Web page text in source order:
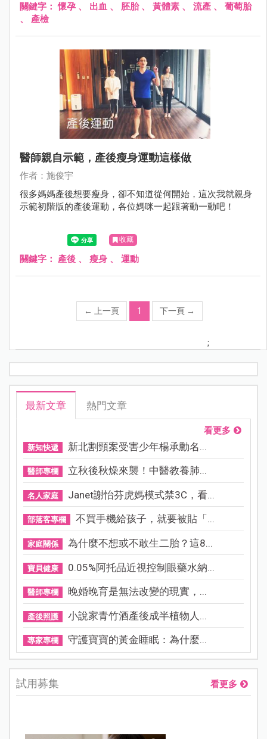
關鍵字：懷孕 、 出血 、 胚胎、 黃體素 、 流產 、 葡萄胎
、 產檢
醫師親自示範，產後瘦身運動這樣做
作者：施俊宇
很多媽媽產後想要瘦身，卻不知道從何開始，這次我就親身
示範初階版的產後運動，各位媽咪一起跟著動一動吧！
收藏
關鍵字： 產後 、 瘦身 、 運動
← 上一頁 1 下一頁 →
;
最新文章 熱門文章
看更多
新知快遞 新北割頸案受害少年楊承勳名...
醫師專欄 立秋後秋燥來襲！中醫教養肺...
名人家庭 Janet謝怡芬虎媽模式禁3C，看...
部落客專欄 不買手機給孩子，就要被貼「...
家庭關係 為什麼不想或不敢生二胎？這8...
寶貝健康 0.05%阿托品近視控制眼藥水納...
醫師專欄 晚婚晚育是無法改變的現實，...
產後照護 小說家青竹酒產後成半植物人...
專家專欄 守護寶寶的黃金睡眠：為什麼...
試用募集 看更多